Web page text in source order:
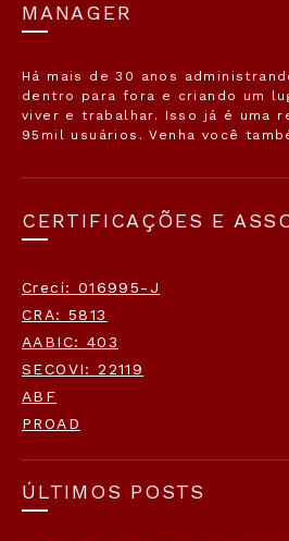
MANAGER
Há mais de 30 anos
dentro para fora e criando um
viver e trabalhar. Isso já é uma
95mil usuários. Venha você
CERTIFICAÇÕES E
Creci: 016995-J
CRA: 5813
AABIC: 403
SECOVI: 22119
ABF
PROAD
ÚLTIMOS POSTS